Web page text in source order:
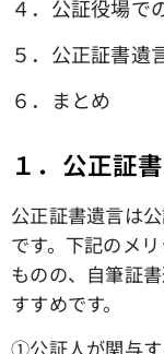
４．公証役場で
５．公正証書遺
６．まとめ
１．公正証
公正証書遺言は
です。下記のメ
ものの、自筆証
すすめです。
①公証人が関与す